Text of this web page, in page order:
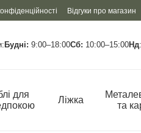
Відгуки про магазин
Будні: 9:00–18:00Сб: 10:00–15:00Нд
для
Ліжка
та